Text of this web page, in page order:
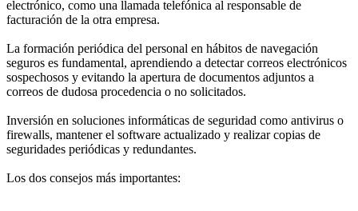
electrónico, como una llamada telefónica al responsable de
facturación de la otra empresa.
La formación periódica del personal en hábitos de navegación
seguros es fundamental, aprendiendo a detectar correos electrónicos
sospechosos y evitando la apertura de documentos adjuntos a
correos de dudosa procedencia o no solicitados.
Inversión en soluciones informáticas de seguridad como antivirus o
firewalls, mantener el software actualizado y realizar copias de
seguridades periódicas y redundantes.
Los dos consejos más importantes: